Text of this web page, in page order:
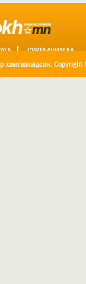
СУРТАЛЧИЛГАА
хамгаалагдсан.